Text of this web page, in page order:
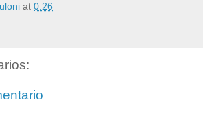
at 0:26